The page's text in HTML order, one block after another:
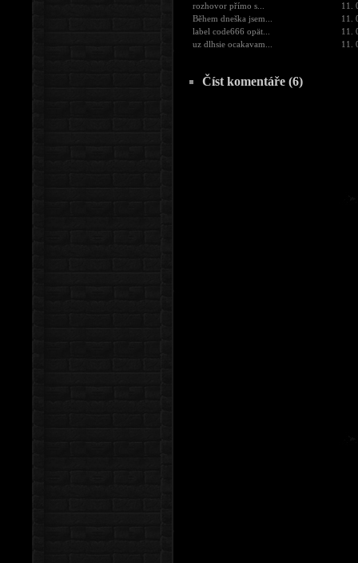
rozhovor přímo s...
11.
Během dneška jsem...
11.
label code666 opät...
11.
uz dlhsie ocakavam...
11.
Číst komentáře (6)